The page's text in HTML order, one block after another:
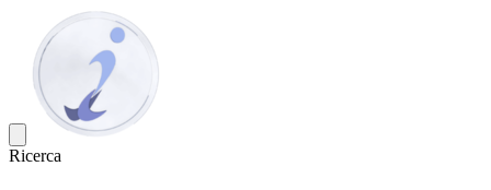
Ricerca